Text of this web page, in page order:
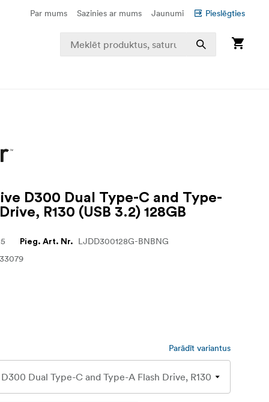
Par mums Sazinies ar mums Jaunumi Pieslēgties
D300 Dual Type-C and Type-
R130 (USB 3.2) 128GB
Pieg. Art. Nr. LJDD300128G-BNBNG
Parādīt variantus